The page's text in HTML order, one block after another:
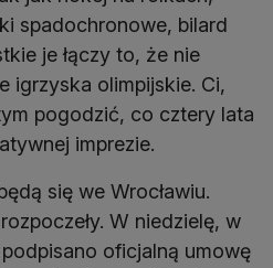
spadochronowe, bilard
je łączy to, że nie
igrzyska olimpijskie. Ci,
pogodzić, co cztery lata
imprezie.
się we Wrocławiu.
W niedzielę, w
oficjalną umowę